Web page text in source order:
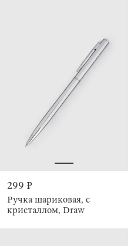
299 ₽
Ручка шариковая, с
кристаллом, Draw